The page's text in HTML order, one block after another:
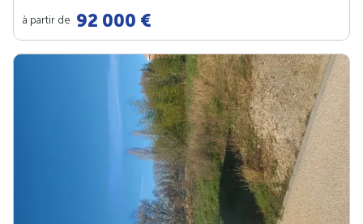
à partir de 92 000 €